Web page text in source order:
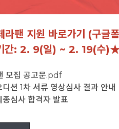
라팬 지원 바로가기 (구글
간: 2. 9(일) ~ 2. 19(수
모집 공고문.pdf
션 1차 서류 영상심사 결과 안내
심사 합격자 발표